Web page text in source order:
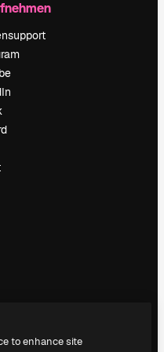
to enhance site